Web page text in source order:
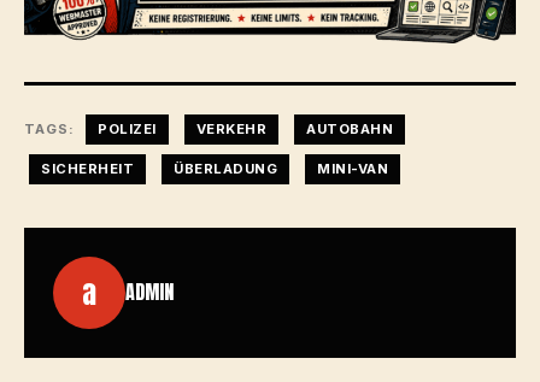
TAGS: POLIZEI VERKEHR AUTOBAHN
SICHERHEIT ÜBERLADUNG MINI-VAN
a ADMIN